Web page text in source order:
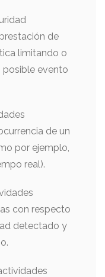
de
limitando o
evento
de un
por ejemplo,
real).
con respecto
detectado y